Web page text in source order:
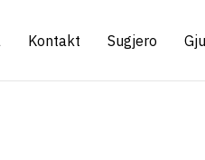
Kontakt Sugjero